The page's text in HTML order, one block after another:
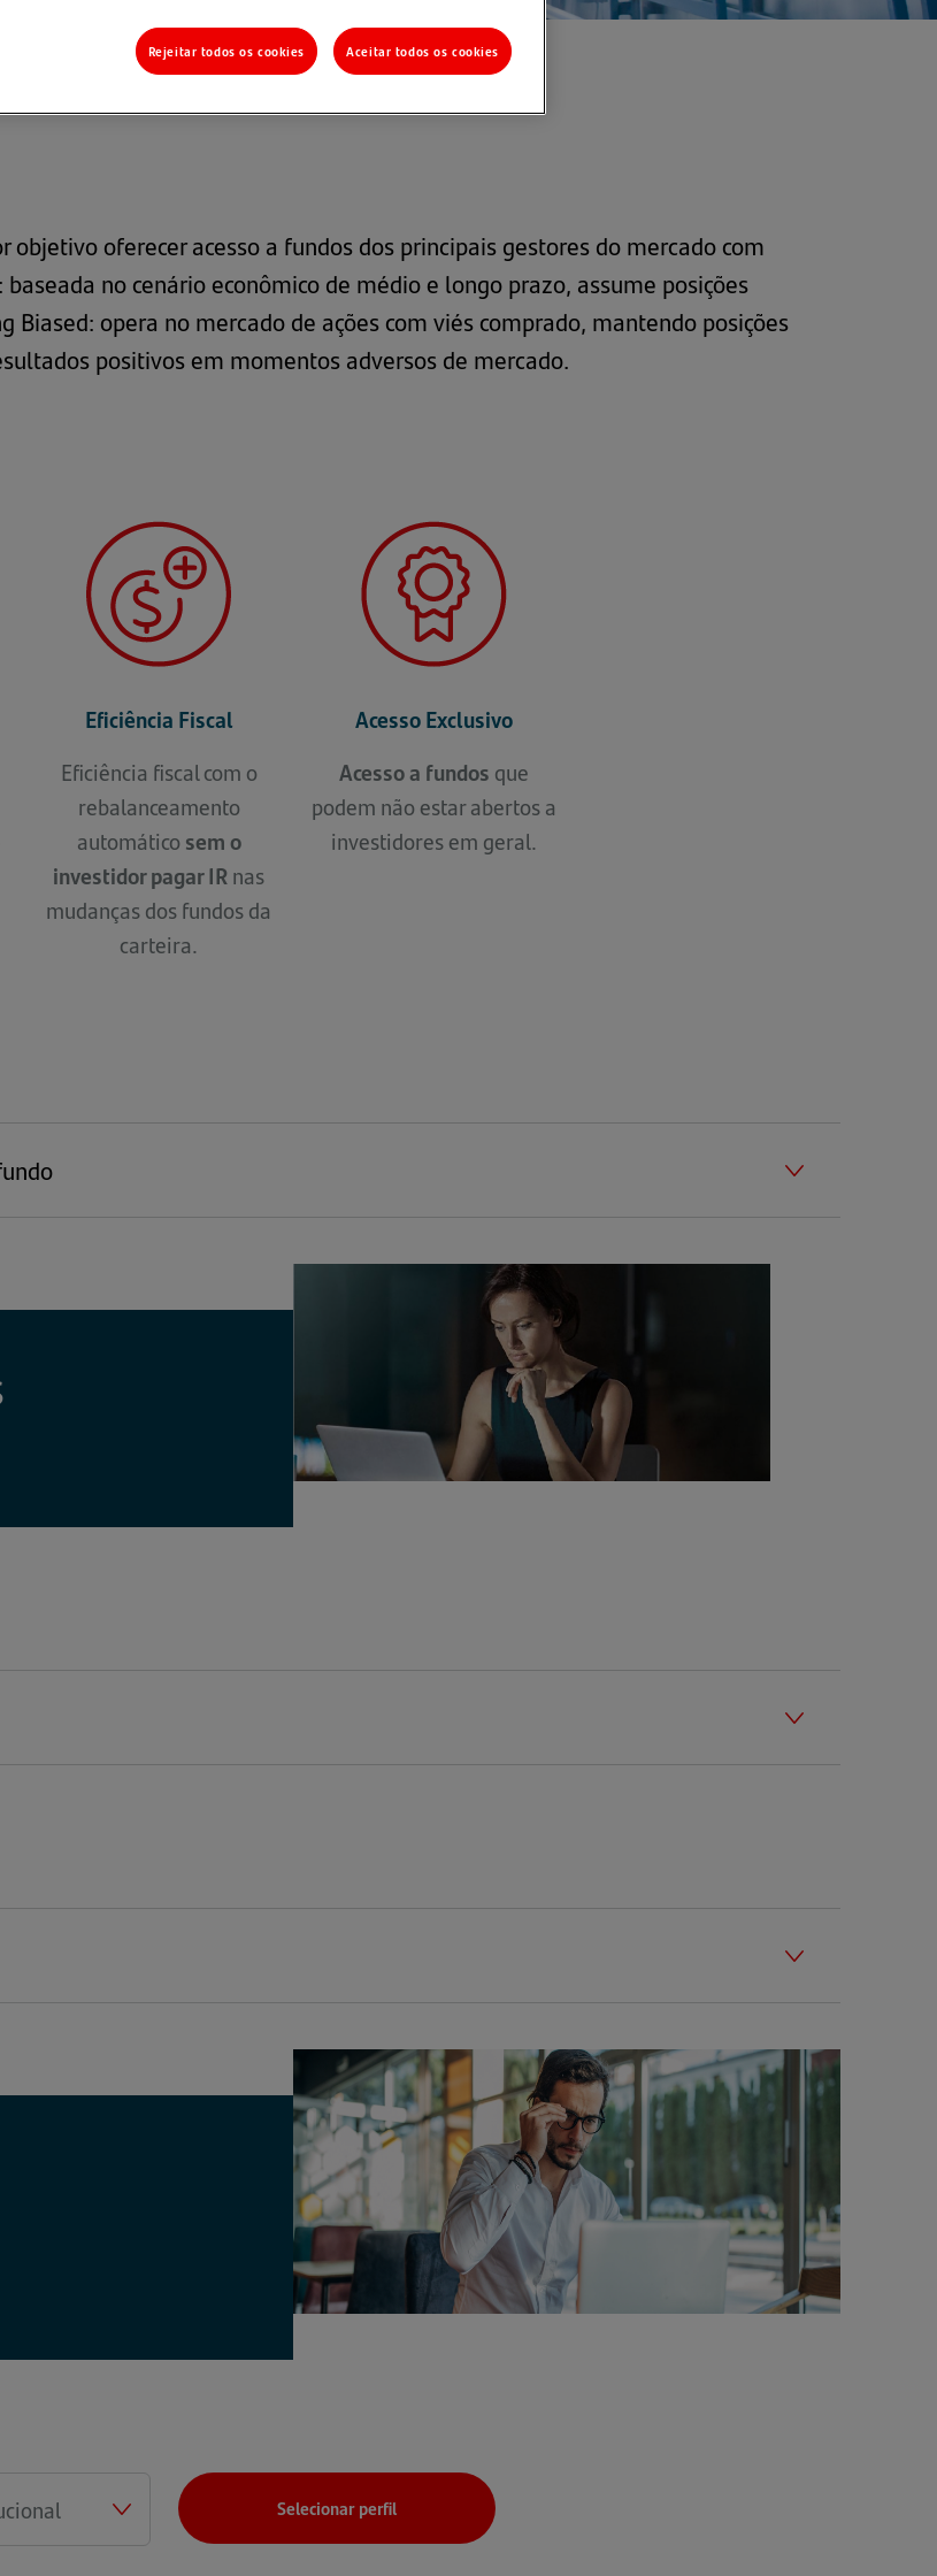
objetivo oferecer acesso a fundos dos principais gestores do mercado com
no cenário econômico de médio e longo prazo, assume posições
Biased: opera no mercado de ações com viés comprado, mantendo posições
positivos em momentos adversos de mercado.
Eficiência Fiscal
Eficiência fiscal com o
rebalanceamento
automático sem o
investidor pagar IRnas
mudanças dos fundos da
carteira.
Acesso Exclusivo
Acesso a fundos que
podem não estar abertos a
investidores em geral.
Selecionar perfil
Rejeitar todos os cookies Aceitar todos os cookies